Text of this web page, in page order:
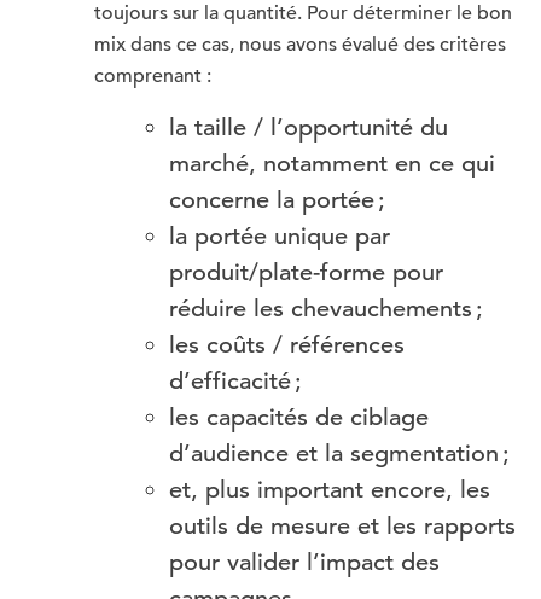
toujours sur la quantité. Pour déterminer le bon
mix dans ce cas, nous avons évalué des critères
comprenant :
la taille / l’opportunité du
marché, notamment en ce qui
concerne la portée ;
la portée unique par
produit/plate-forme pour
réduire les chevauchements ;
les coûts / références
d’efficacité ;
les capacités de ciblage
d’audience et la segmentation ;
et, plus important encore, les
outils de mesure et les rapports
pour valider l’impact des